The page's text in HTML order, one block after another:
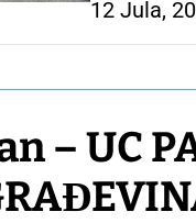
12 Jula,
– UC